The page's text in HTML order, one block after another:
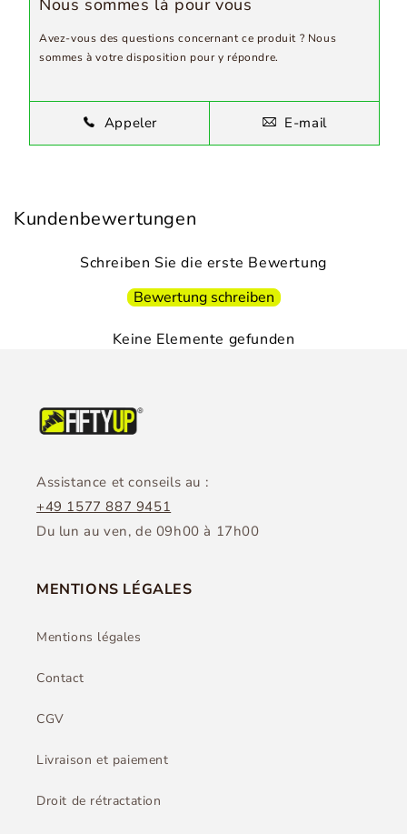
Nous sommes là pour vous
Avez-vous des questions concernant ce produit ? Nous
sommes à votre disposition pour y répondre.
Appeler E-mail
Kundenbewertungen
Schreiben Sie die erste Bewertung
Bewertung schreiben
Keine Elemente gefunden
Assistance et conseils au :
+49 1577 887 9451
Du lun au ven, de 09h00 à 17h00
MENTIONS LÉGALES
Mentions légales
Contact
CGV
Livraison et paiement
Droit de rétractation